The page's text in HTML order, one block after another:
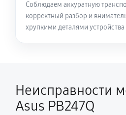
Соблюдаем аккуратную
корректный разбор и
хрупкими деталями устройства
Неисправности
Asus PB247Q